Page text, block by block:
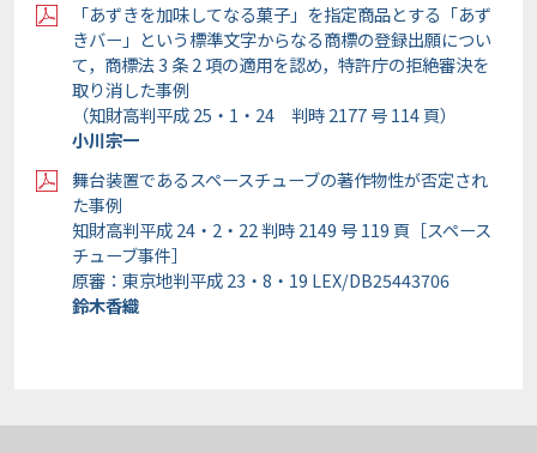
「あずきを加味してなる菓子」を指定商品とする「あず
きバー」という標準文字からなる商標の登録出願につい
て，商標法 3 条 2 項の適用を認め，特許庁の拒絶審決を
取り消した事例
（知財高判平成 25・1・24 判時 2177 号 114 頁）
小川宗一
舞台装置であるスペースチューブの著作物性が否定され
た事例
知財高判平成 24・2・22 判時 2149 号 119 頁［スペース
チューブ事件］
原審：東京地判平成 23・8・19 LEX/DB25443706
鈴木香織